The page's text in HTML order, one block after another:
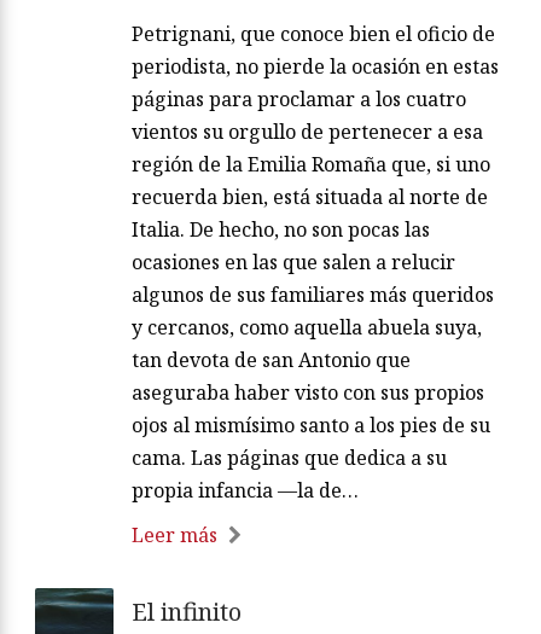
Petrignani, que conoce bien el oficio de
periodista, no pierde la ocasión en estas
páginas para proclamar a los cuatro
vientos su orgullo de pertenecer a esa
región de la Emilia Romaña que, si uno
recuerda bien, está situada al norte de
Italia. De hecho, no son pocas las
ocasiones en las que salen a relucir
algunos de sus familiares más queridos
y cercanos, como aquella abuela suya,
tan devota de san Antonio que
aseguraba haber visto con sus propios
ojos al mismísimo santo a los pies de su
cama. Las páginas que dedica a su
propia infancia —la de…
Leer más
El infinito